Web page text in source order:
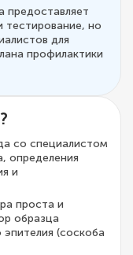
предоставляет
тестирование, но
для
профилактики
со специалистом
определения
и
проста и
образца
эпителия (соскоба